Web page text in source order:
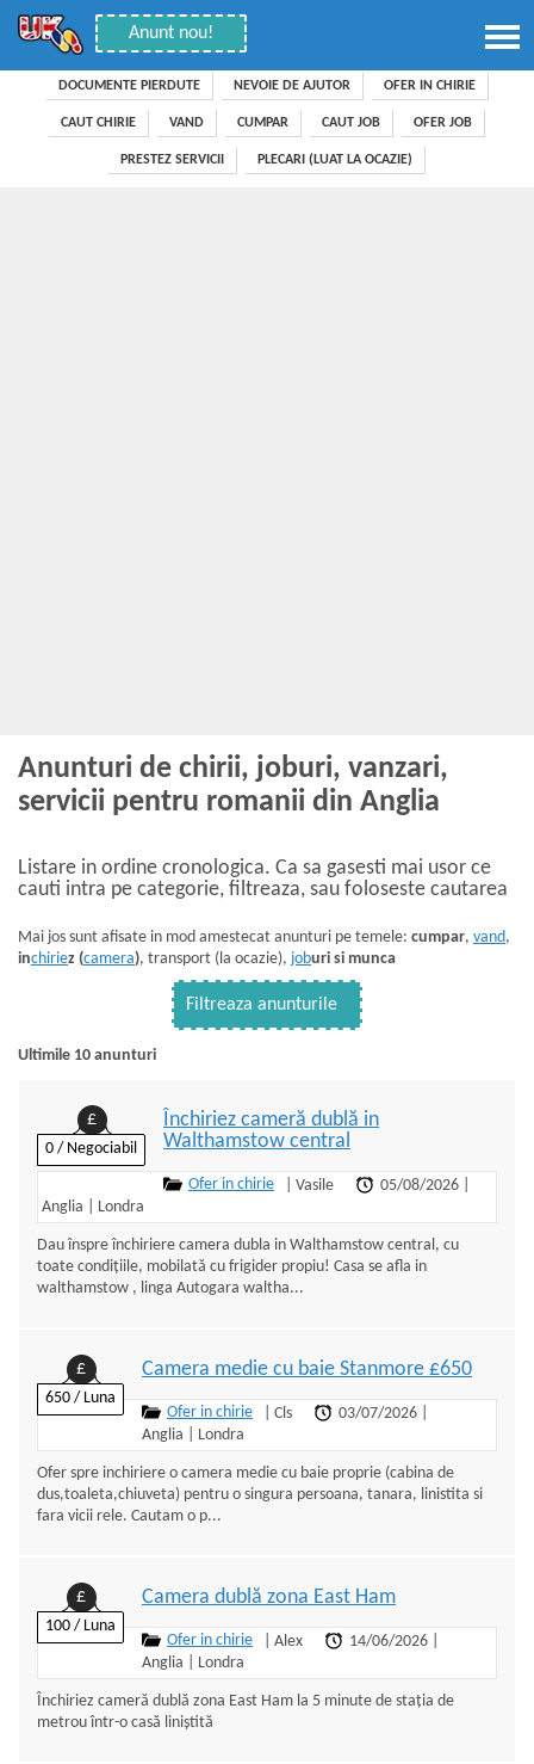
Anunt nou!
DOCUMENTE PIERDUTE NEVOIE DE AJUTOR OFER IN CHIRIE
CAUT CHIRIE VAND CUMPAR CAUT JOB OFER JOB
PRESTEZ SERVICII PLECARI (LUAT LA OCAZIE)
Anunturi de chirii, joburi, vanzari,
servicii pentru romanii din Anglia
Listare in ordine cronologica. Ca sa gasesti mai usor ce
cauti intra pe categorie, filtreaza, sau foloseste cautarea
Mai jos sunt afisate in mod amestecat anunturi pe temele: cumpar, vand,
inchiriez (camera), transport (la ocazie), joburi si munca
Filtreaza anunturile
Ultimile 10 anunturi
£
0 / Negociabil
Închiriez cameră dublă in
Walthamstow central
Ofer in chirie Vasile 05/08/2026
Anglia
Londra
Dau înspre închiriere camera dubla in Walthamstow central, cu
toate condițiile, mobilată cu frigider propiu! Casa se afla in
walthamstow , linga Autogara waltha...
£
650 / Luna
Camera medie cu baie Stanmore £650
Ofer in chirie Cls 03/07/2026
Anglia
Londra
Ofer spre inchiriere o camera medie cu baie proprie (cabina de
dus,toaleta,chiuveta) pentru o singura persoana, tanara, linistita si
fara vicii rele. Cautam o p...
£
100 / Luna
Camera dublă zona East Ham
Ofer in chirie Alex 14/06/2026
Anglia
Londra
Închiriez cameră dublă zona East Ham la 5 minute de stația de
metrou într-o casă liniștită